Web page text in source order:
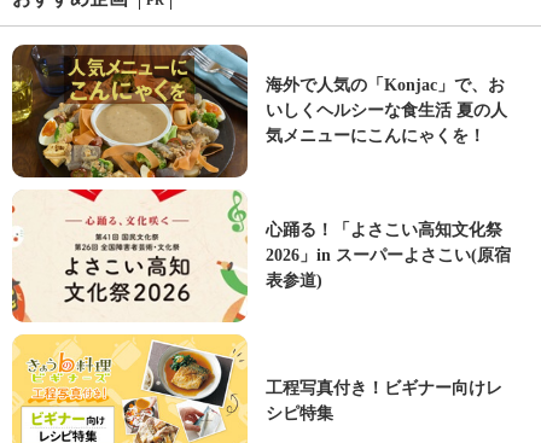
海外で人気の「Konjac」で、お
いしくヘルシーな食生活 夏の人
気メニューにこんにゃくを！
心踊る！「よさこい高知文化祭
2026」in スーパーよさこい(原宿
表参道)
工程写真付き！ビギナー向けレ
シピ特集